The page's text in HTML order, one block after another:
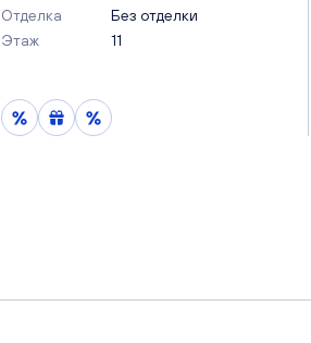
Отделка
Без отделки
Этаж
11